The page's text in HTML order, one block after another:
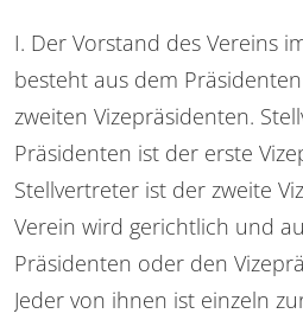
I. Der Vorstand des Vereins
besteht aus dem
zweiten Vizepräsidenten.
Präsidenten ist der erste
Stellvertreter ist der zweite
Verein wird gerichtlich und
Präsidenten oder den
Jeder von ihnen ist einzeln